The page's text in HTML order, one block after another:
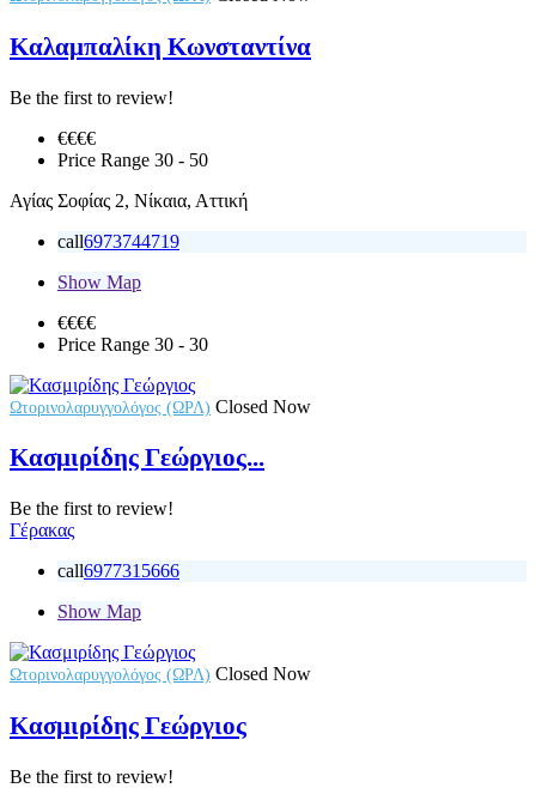
Καλαμπαλίκη Κωνσταντίνα
Be the first to review!
€€€€
Price Range 30 - 50
Αγίας Σοφίας 2, Νίκαια, Αττική
call6973744719
Show Map
€€€€
Price Range 30 - 30
Ωτορινολαρυγγολόγος (ΩΡΛ) Closed Now
Κασμιρίδης Γεώργιος...
Be the first to review!
Γέρακας
call6977315666
Show Map
Ωτορινολαρυγγολόγος (ΩΡΛ) Closed Now
Κασμιρίδης Γεώργιος
Be the first to review!